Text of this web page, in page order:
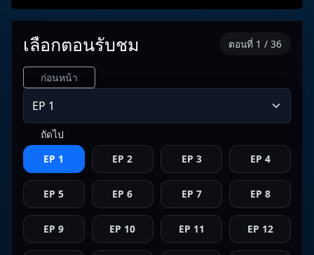
เลือกตอนรับชม ตอนที่ 1 / 36
ก่อนหน้า
ถัดไป
EP 1
EP 2 EP 3 EP 4
EP 5 EP 6 EP 7 EP 8
EP 9 EP 10 EP 11 EP 12